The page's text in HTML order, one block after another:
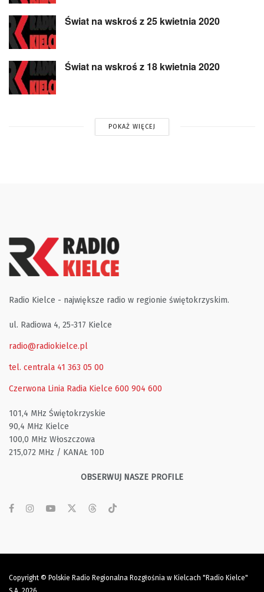
Świat na wskroś z 25 kwietnia 2020
Świat na wskroś z 18 kwietnia 2020
POKAŻ WIĘCEJ
Radio Kielce - największe radio w regionie świętokrzyskim.
ul. Radiowa 4, 25-317 Kielce
radio@radiokielce.pl
tel. centrala 41 363 05 00
Czerwona Linia Radia Kielce 600 904 600
101,4 MHz Świętokrzyskie
90,4 MHz Kielce
100,0 MHz Włoszczowa
215,072 MHz / KANAŁ 10D
OBSERWUJ NASZE PROFILE
Copyright © Polskie Radio Regionalna Rozgłośnia w Kielcach "Radio Kielce"